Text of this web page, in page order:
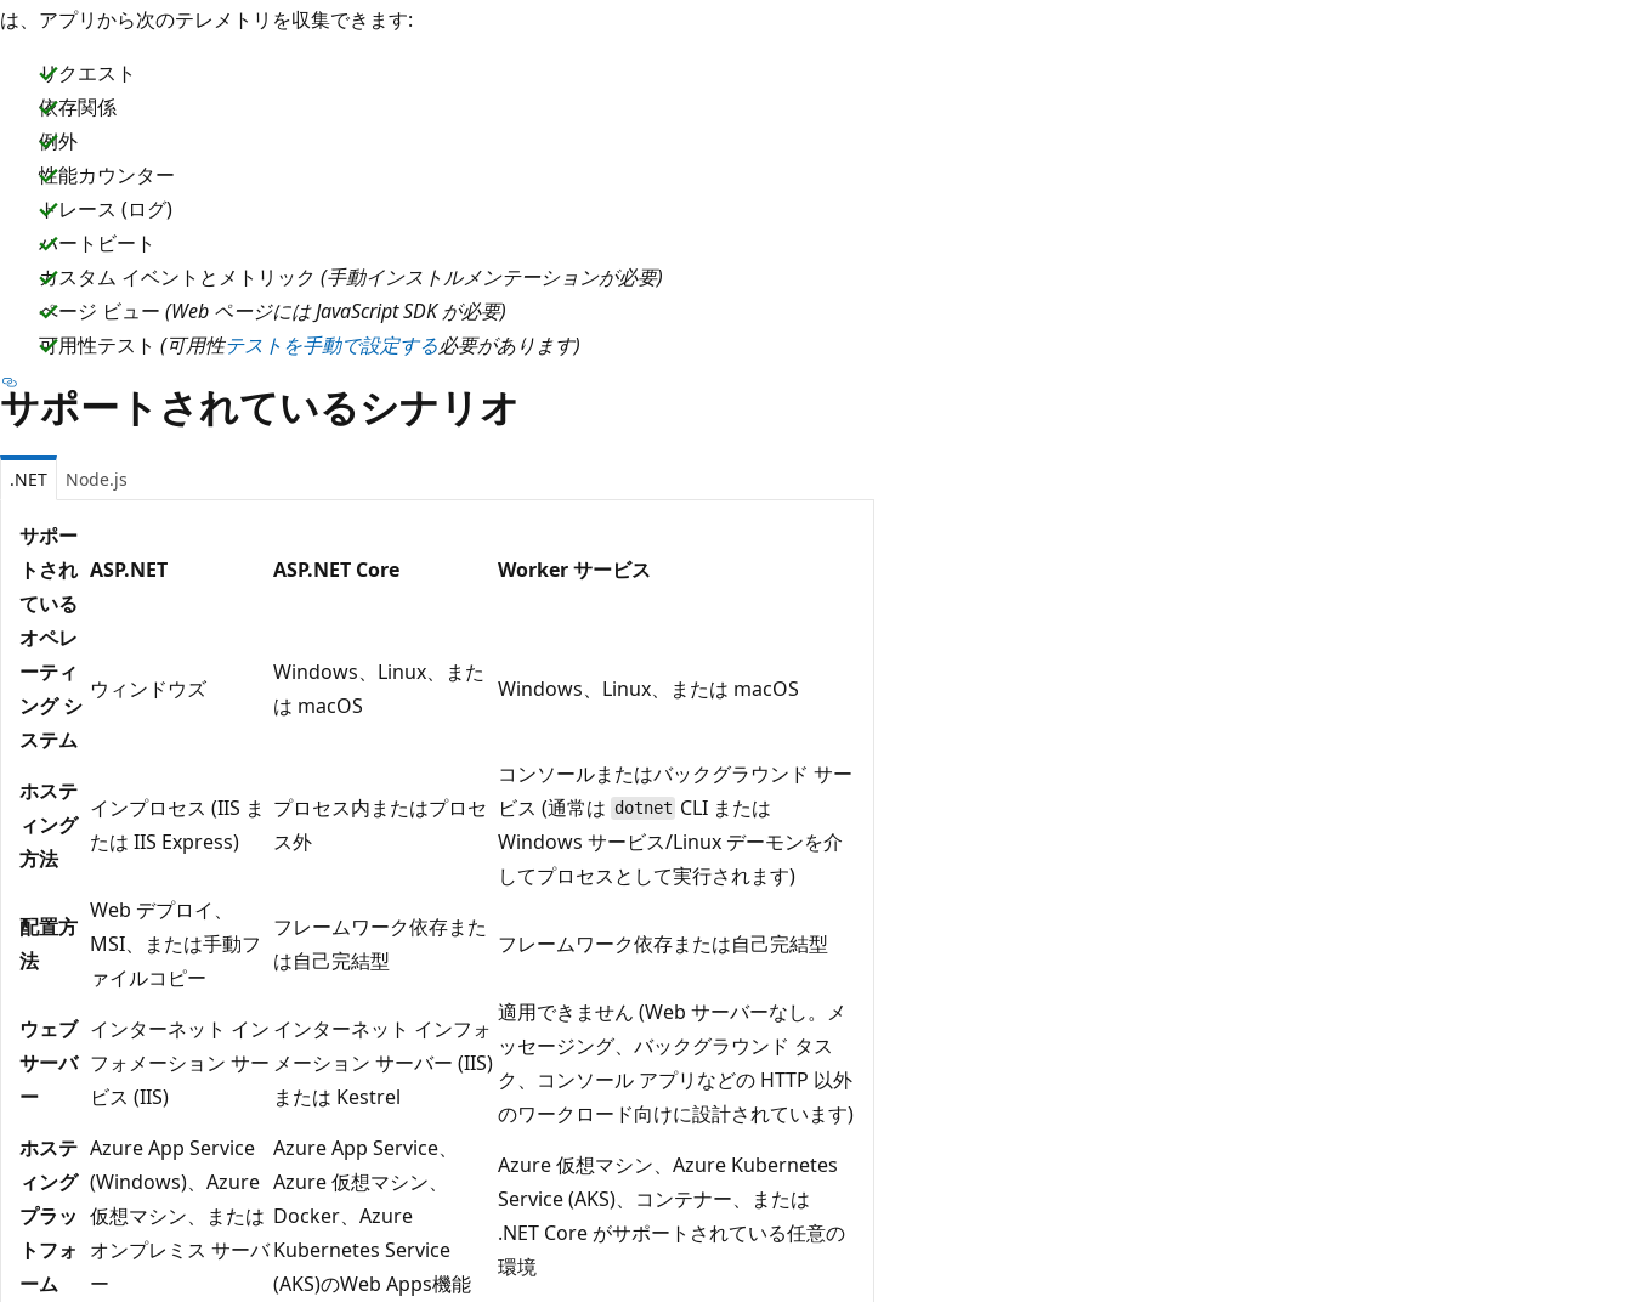
は、アプリから次のテレメトリを収集できます:
リクエスト
依存関係
例外
性能カウンター
トレース (ログ)
ハートビート
カスタム イベントとメトリック (手動インストルメンテーションが必要)
ページ ビュー (Web ページには JavaScript SDK が必要)
可用性テスト (可用性テストを手動で設定する必要があります)
サポートされているシナリオ
.NET Node.js
サポー
トされ
ている
ASP.NET ASP.NET Core Worker サービス
オペレ
ーティ
ング シ
ステム
ウィンドウズ
Windows、Linux、また
は macOS
Windows、Linux、または macOS
ホステ
ィング
方法
インプロセス (IIS ま
たは IIS Express)
プロセス内またはプロセ
ス外
コンソールまたはバックグラウンド サー
ビス (通常は dotnet CLI または
Windows サービス/Linux デーモンを介
してプロセスとして実行されます)
配置方
法
Web デプロイ、
MSI、または手動フ
ァイルコピー
フレームワーク依存また
は自己完結型
フレームワーク依存または自己完結型
ウェブ
サーバ
ー
インターネット イン
フォメーション サー
ビス (IIS)
インターネット インフォ
メーション サーバー (IIS)
または Kestrel
適用できません (Web サーバーなし。メ
ッセージング、バックグラウンド タス
ク、コンソール アプリなどの HTTP 以外
のワークロード向けに設計されています)
ホステ
ィング
プラッ
トフォ
ーム
Azure App Service
(Windows)、Azure
仮想マシン、または
オンプレミス サーバ
ー
Azure App Service、
Azure 仮想マシン、
Docker、Azure
Kubernetes Service
(AKS)のWeb Apps機能
Azure 仮想マシン、Azure Kubernetes
Service (AKS)、コンテナー、または
.NET Core がサポートされている任意の
環境